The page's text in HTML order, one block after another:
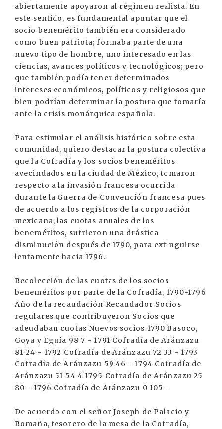
abiertamente apoyaron al régimen realista. En
este sentido, es fundamental apuntar que el
socio benemérito también era considerado
como buen patriota; formaba parte de una
nuevo tipo de hombre, uno interesado en las
ciencias, avances políticos y tecnológicos; pero
que también podía tener determinados
intereses económicos, políticos y religiosos que
bien podrían determinar la postura que tomaría
ante la crisis monárquica española.
Para estimular el análisis histórico sobre esta
comunidad, quiero destacar la postura colectiva
que la Cofradía y los socios beneméritos
avecindados en la ciudad de México, tomaron
respecto a la invasión francesa ocurrida
durante la Guerra de Convención francesa pues
de acuerdo a los registros de la corporación
mexicana, las cuotas anuales de los
beneméritos, sufrieron una drástica
disminución después de 1790, para extinguirse
lentamente hacia 1796.
Recolección de las cuotas de los socios
beneméritos por parte de la Cofradía, 1790-1796
Año de la recaudación Recaudador Socios
regulares que contribuyeron Socios que
adeudaban cuotas Nuevos socios 1790 Basoco,
Goya y Eguía 98 7 - 1791 Cofradía de Aránzazu
81 24 - 1792 Cofradía de Aránzazu 72 33 - 1793
Cofradía de Aránzazu 59 46 - 1794 Cofradía de
Aránzazu 51 54 4 1795 Cofradía de Aránzazu 25
80 - 1796 Cofradía de Aránzazu 0 105 -
De acuerdo con el señor Joseph de Palacio y
Romaña, tesorero de la mesa de la Cofradía,